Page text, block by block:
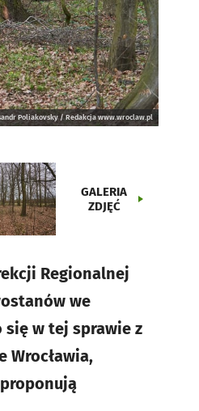
Poliakovsky / Redakcja www.wroclaw.pl
GALERIA
ZDJĘĆ
Regionalnej
we
się w tej sprawie z
Wrocławia,